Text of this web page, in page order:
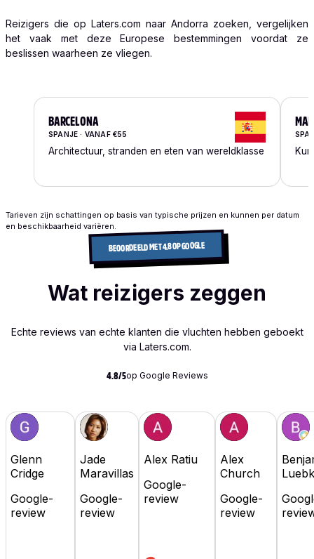
Reizigers die op Laters.com naar Andorra zoeken, vergelijken
het vaak met deze Europese bestemmingen voordat ze
beslissen waarheen ze vliegen.
BARCELONA
SPANJE · VANAF €55
Architectuur, stranden en eten van wereldklasse
Tarieven zijn schattingen op basis van typische prijzen en kunnen per datum
en beschikbaarheid variëren.
BEOORDEELD MET 4.8 OP GOOGLE
Wat reizigers zeggen
Echte reviews van echte klanten die vluchten hebben geboekt
via Laters.com.
4.8/5op Google Reviews
Glenn
Cridge
Google-
review
Jade
Maravillas
Google-
review
Alex Ratiu
Google-
review
Alex
Church
Google-
review